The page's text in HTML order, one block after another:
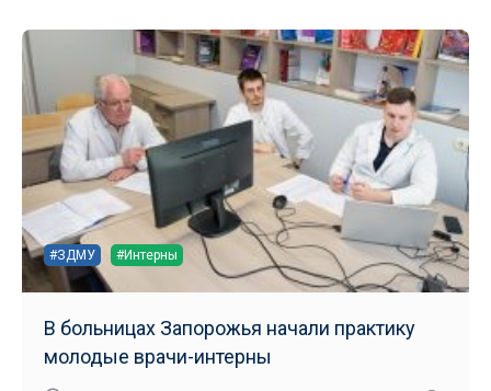
#ЗДМУ #Интерны
В больницах Запорожья начали практику
молодые врачи-интерны